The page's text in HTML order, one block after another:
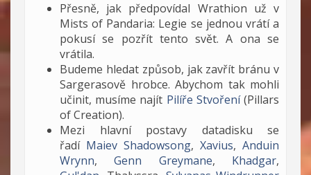
Přesně, jak předpovídal Wrathion už v
Mists of Pandaria: Legie se jednou vrátí a
pokusí se pozřít tento svět. A ona se
vrátila.
Budeme hledat způsob, jak zavřít bránu v
Sargerasově hrobce. Abychom tak mohli
učinit, musíme najít Pilíře Stvoření(Pillars
of Creation).
Mezi hlavní postavy datadisku se
řadí Maiev Shadowsong, Xavius, Anduin
Wrynn,Genn Greymane, Khadgar,